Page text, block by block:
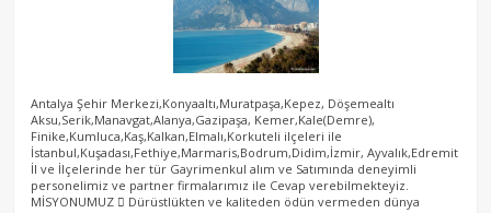
Antalya Şehir Merkezi,Konyaaltı,Muratpaşa,Kepez, Döşemealtı
Aksu,Serik,Manavgat,Alanya,Gazipaşa, Kemer,Kale(Demre),
Finike,Kumluca,Kaş,Kalkan,Elmalı,Korkuteli ilçeleri ile
İstanbul,Kuşadası,Fethiye,Marmaris,Bodrum,Didim,İzmir, Ayvalık,Edremit
İl ve İlçelerinde her tür Gayrimenkul alım ve Satımında deneyimli
personelimiz ve partner firmalarımız ile Cevap verebilmekteyiz.
MİSYONUMUZ  Dürüstlükten ve kaliteden ödün vermeden dünya